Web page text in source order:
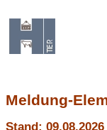
Meldung-
Stand: